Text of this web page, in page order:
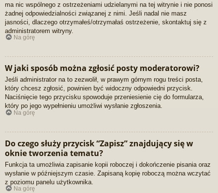
ma nic wspólnego z ostrzeżeniami udzielanymi na tej witrynie i nie ponosi
żadnej odpowiedzialności związanej z nimi. Jeśli nadal nie masz
jasności, dlaczego otrzymałeś/otrzymałaś ostrzeżenie, skontaktuj się z
administratorem witryny.
Na górę
W jaki sposób można zgłosić posty moderatorowi?
Jeśli administrator na to zezwolił, w prawym górnym rogu treści posta,
który chcesz zgłosić, powinien być widoczny odpowiedni przycisk.
Naciśnięcie tego przycisku spowoduje przeniesienie cię do formularza,
który po jego wypełnieniu umożliwi wysłanie zgłoszenia.
Na górę
Do czego służy przycisk “Zapisz” znajdujący się w
oknie tworzenia tematu?
Funkcja ta umożliwia zapisanie kopii roboczej i dokończenie pisania oraz
wysłanie w późniejszym czasie. Zapisaną kopię roboczą można wczytać
z poziomu panelu użytkownika.
Na górę